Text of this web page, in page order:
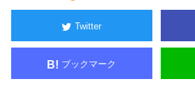
Twitter
B! ブックマーク